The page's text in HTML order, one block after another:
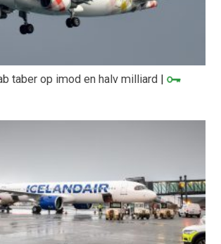
taber op imod en halv milliard |